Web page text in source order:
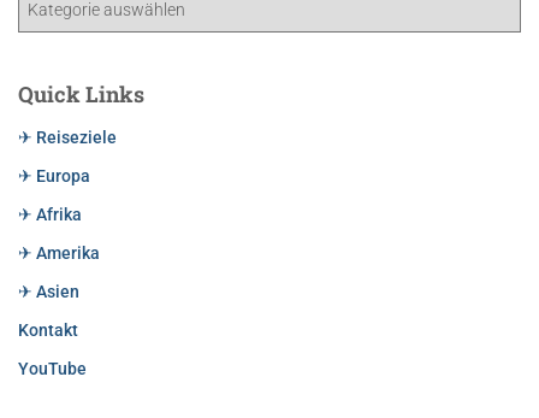
Quick Links
✈ Reiseziele
✈ Europa
✈ Afrika
✈ Amerika
✈ Asien
Kontakt
YouTube